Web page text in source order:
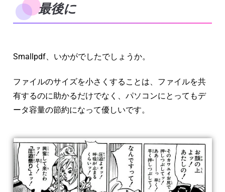
最後に
Smallpdf、いかがでしたでしょうか。
ファイルのサイズを小さくすることは、ファイルを共
有するのに助かるだけでなく、パソコンにとってもデ
ータ容量の節約になって優しいです。